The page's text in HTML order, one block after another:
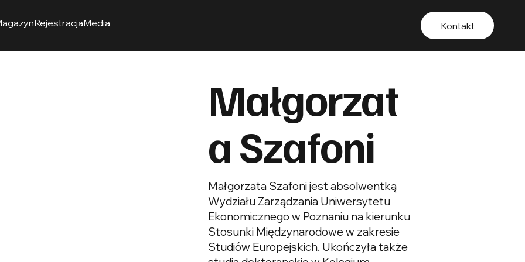
RejestracjaMedia Kontakt
Małgorzat
a Szafoni
Małgorzata Szafoni jest absolwentką
Wydziału Zarządzania Uniwersytetu
Ekonomicznego w Poznaniu na kierunku
Stosunki Międzynarodowe w zakresie
Studiów Europejskich. Ukończyła także